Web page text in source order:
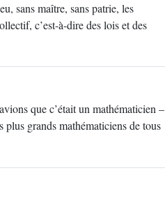
sans maître, sans patrie, les
c’est-à-dire des lois et des
que c’était un mathématicien –
plus grands mathématiciens de tous